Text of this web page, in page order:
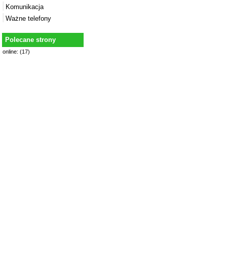
Komunikacja
Ważne telefony
Polecane strony
online: (17)